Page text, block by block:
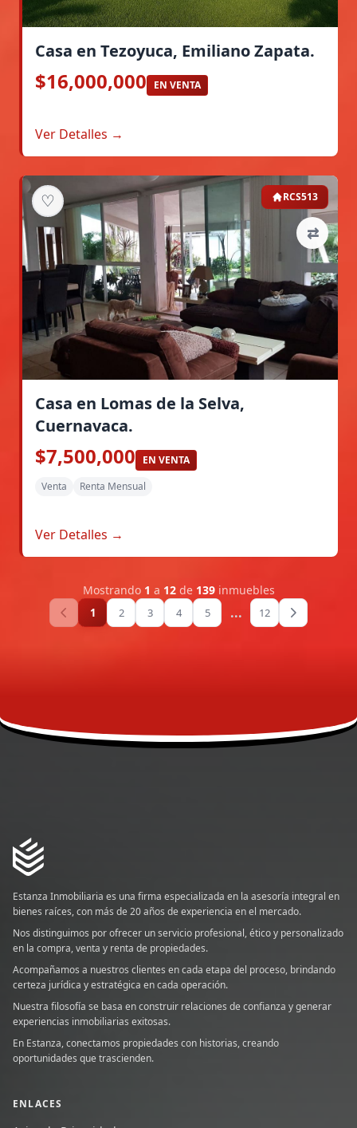
Casa en Tezoyuca, Emiliano Zapata.
$16,000,000 EN VENTA
Ver Detalles →
♡
⇄
RCS513
Casa en Lomas de la Selva,
Cuernavaca.
$7,500,000
EN VENTA
Venta
Renta Mensual
Ver Detalles →
Mostrando 1 a 12de 139inmuebles
1 2 3 4 5 ... 12
Estanza Inmobiliaria es una firma especializada en la asesoría integral en
bienes raíces, con más de 20 años de experiencia en el mercado.
Nos distinguimos por ofrecer un servicio profesional, ético y personalizado
en la compra, venta y renta de propiedades.
Acompañamos a nuestros clientes en cada etapa del proceso, brindando
certeza jurídica y estratégica en cada operación.
Nuestra filosofía se basa en construir relaciones de confianza y generar
experiencias inmobiliarias exitosas.
En Estanza, conectamos propiedades con historias, creando
oportunidades que trascienden.
ENLACES